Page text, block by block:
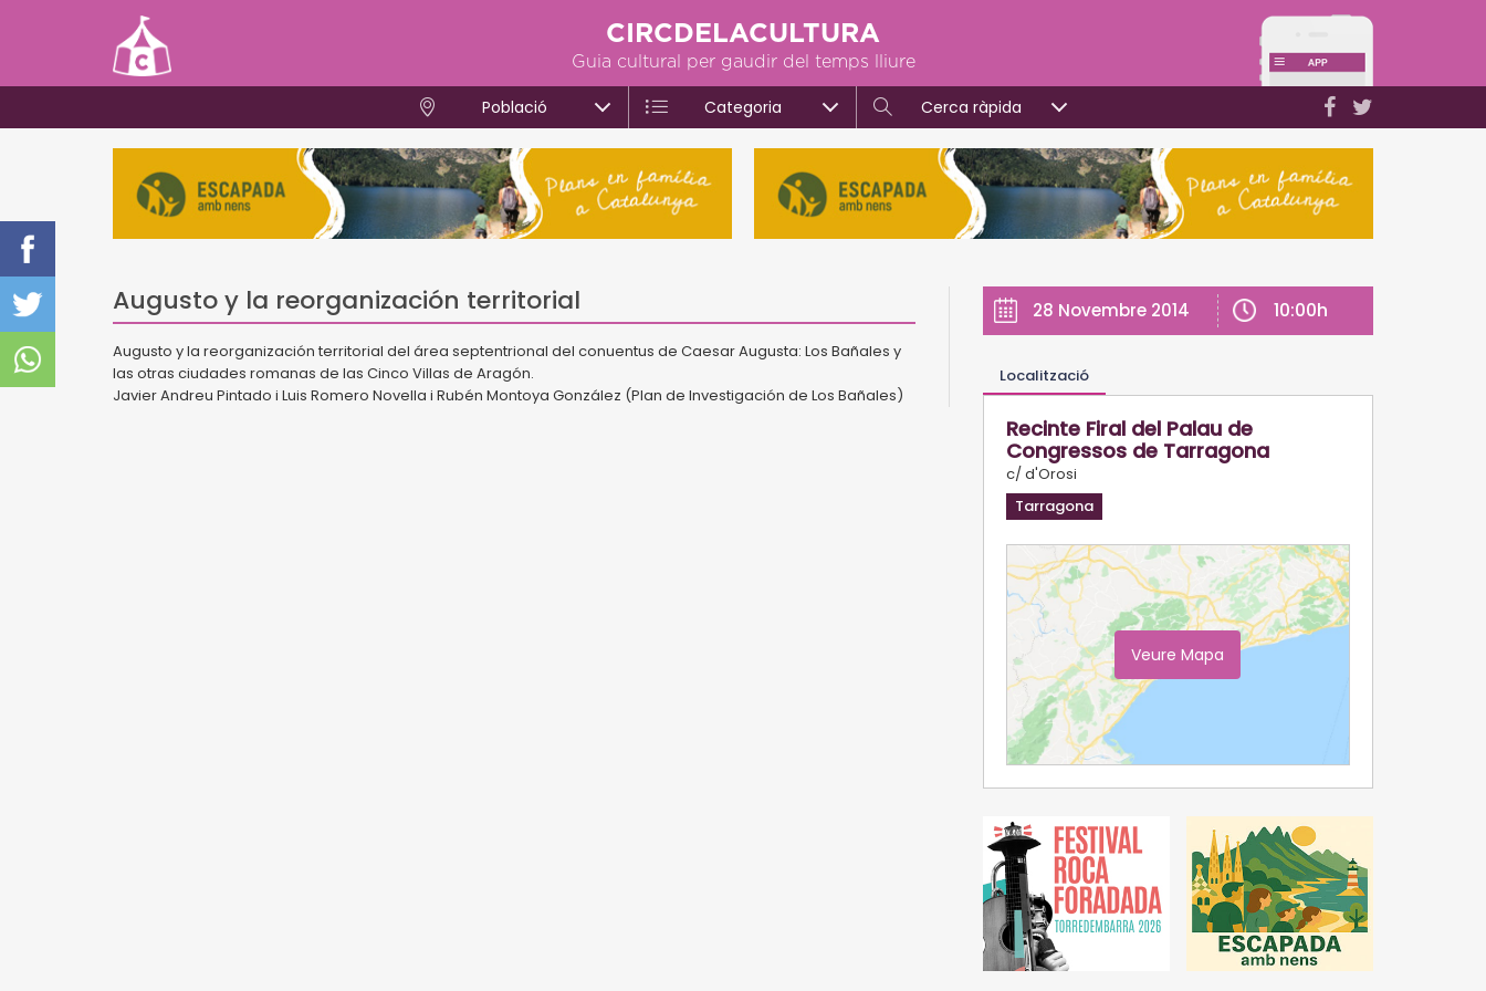
CIRCDELACULTURA
Guia cultural per gaudir del temps lliure
Població Categoria Cerca ràpida
Augusto y la reorganización territorial
Augusto y la reorganización territorial del área septentrional del conuentus de Caesar Augusta: Los Bañales y
las otras ciudades romanas de las Cinco Villas de Aragón.
Javier Andreu Pintado i Luis Romero Novella i Rubén Montoya González (Plan de Investigación de Los Bañales)
28 Novembre 2014 10:00h
Localització
Recinte Firal del Palau de
Congressos de Tarragona
c/ d'Orosi
Tarragona
Veure Mapa